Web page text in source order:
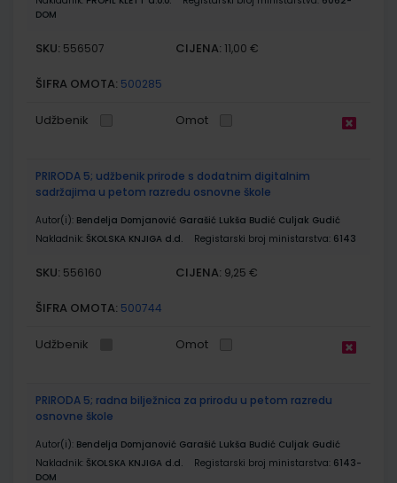
DOM
SKU: 556507 CIJENA: 11,00 €
ŠIFRA OMOTA: 500285
Udžbenik Omot
PRIRODA 5; udžbenik prirode s dodatnim digitalnim
sadržajima u petom razredu osnovne škole
Autor(i): Bendelja Domjanović Garašić Lukša Budić Culjak Gudić
Nakladnik: ŠKOLSKA KNJIGA d.d. Registarski broj ministarstva: 6143
SKU: 556160 CIJENA: 9,25 €
ŠIFRA OMOTA: 500744
Udžbenik Omot
PRIRODA 5; radna bilježnica za prirodu u petom razredu
osnovne škole
Autor(i): Bendelja Domjanović Garašić Lukša Budić Culjak Gudić
Nakladnik: ŠKOLSKA KNJIGA d.d. Registarski broj ministarstva: 6143-
DOM